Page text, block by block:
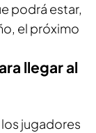
podrá estar,
el próximo
llegar al
jugadores